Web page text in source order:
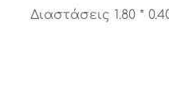
Διαστάσεις 1.80 *